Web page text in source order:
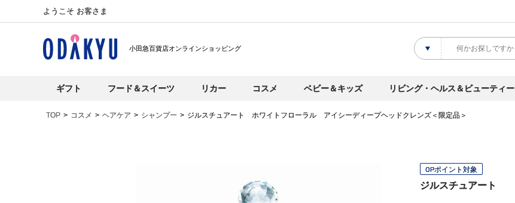
ようこそ お客さま
小田急百貨店オンラインショッピング
ギフト フード＆スイーツ リカー コスメ ベビー＆キッズ リビング・ヘルス＆ビューティー
TOP コスメ ヘアケア シャンプー ジルスチュアート ホワイトフローラル アイシーディープヘッドクレンズ＜限定品＞
OPポイント対象
ジルスチュアート